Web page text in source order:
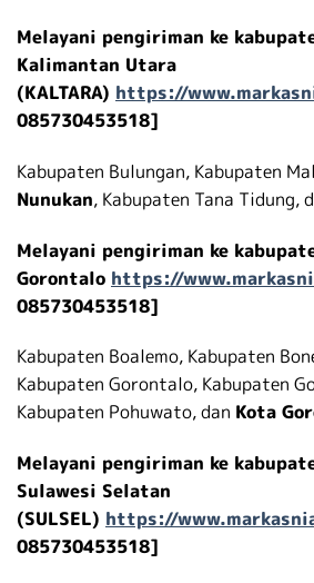
Melayani pengiriman ke
Kalimantan Utara
(KALTARA) https://
085730453518]
Kabupaten Bulungan, Kabupaten
Nunukan, Kabupaten Tana Tidung,
Melayani pengiriman ke
Gorontalo https://
085730453518]
Kabupaten Boalemo, Kabupaten
Kabupaten Gorontalo, Kabupaten
Kabupaten Pohuwato, dan Kota
Melayani pengiriman ke
Sulawesi Selatan
(SULSEL) https://
085730453518]